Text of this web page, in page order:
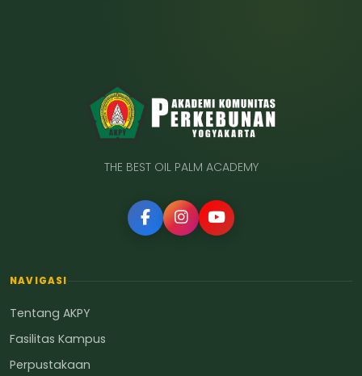
THE BEST OIL PALM ACADEMY
NAVIGASI
Tentang AKPY
Fasilitas Kampus
Perpustakaan